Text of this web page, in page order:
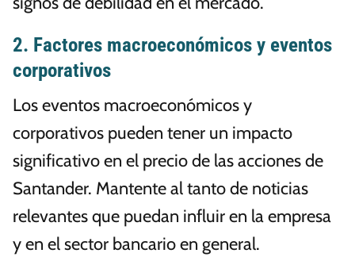
2. Factores macroeconómicos y eventos
corporativos
Los eventos macroeconómicos y
corporativos pueden tener un impacto
significativo en el precio de las acciones de
Santander. Mantente al tanto de noticias
relevantes que puedan influir en la empresa
y en el sector bancario en general.